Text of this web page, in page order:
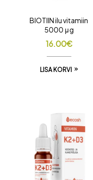
BIOTIIN ilu vitamiin
5000 μg
16.00€
LISA KORVI